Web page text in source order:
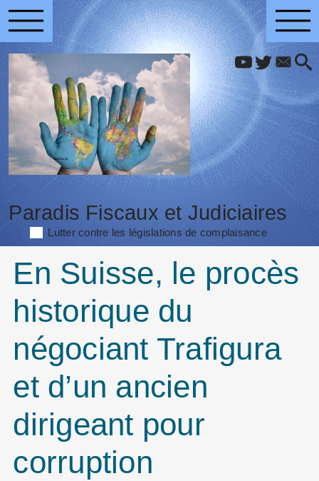
Paradis Fiscaux et Judiciaires
Lutter contre les législations de complaisance
En Suisse, le procès
historique du
négociant Trafigura
et d’un ancien
dirigeant pour
corruption